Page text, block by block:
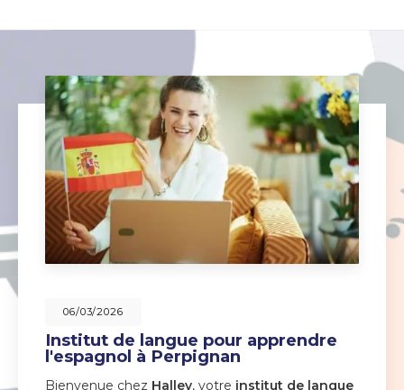
06/03/2026
Institut de langue pour apprendre
l'espagnol à Perpignan
Bienvenue chez Halley, votre institut de langue